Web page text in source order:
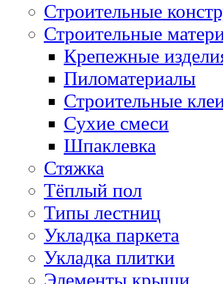
Строительные
Строительные
Крепежные
Пиломатериалы
Строительные
Сухие смеси
Шпаклевка
Стяжка
Тёплый пол
Типы лестниц
Укладка паркета
Укладка плитки